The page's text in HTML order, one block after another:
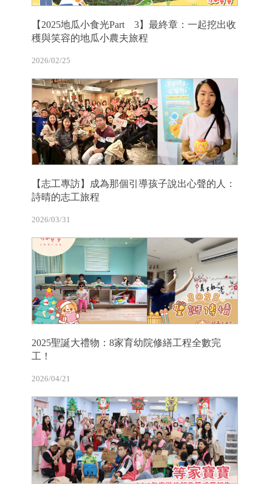
【2025地瓜小食光Part 3】最終章：一起挖出收
穫與笑容的地瓜小農夫旅程
2026/02/25
【志工專訪】成為那個引導孩子說出心聲的人：
詩晴的志工旅程
2026/03/31
2025聖誕大禮物：8家育幼院修繕工程全數完
工！
2026/04/21